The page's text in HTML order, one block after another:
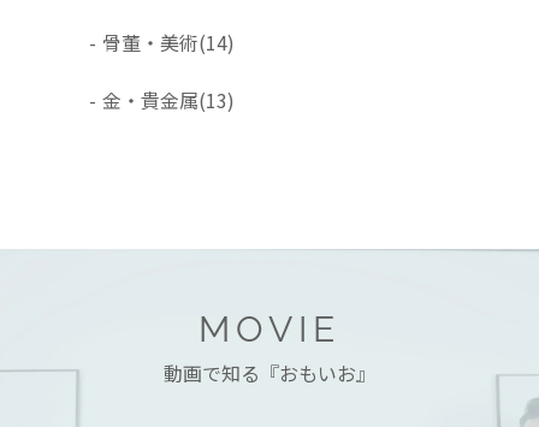
- 骨董・美術(14)
- 金・貴金属(13)
MOVIE
動画で知る『おもいお』